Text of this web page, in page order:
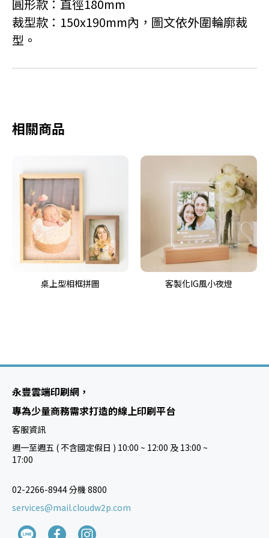
圓形款：直徑180mm
裁型款：150x190mm內，圖文依外圍輪廓裁
型。
相關商品
桌上型相框拼圖 客製化IG風小夜燈
永豐雲端印刷網，
專為少量商務需求打造的線上印刷平台
客服資訊
週一至週五 ( 不含國定假日 ) 10:00 ~ 12:00 及 13:00 ~
17:00
02-2266-8944 分機 8800
services@mail.cloudw2p.com